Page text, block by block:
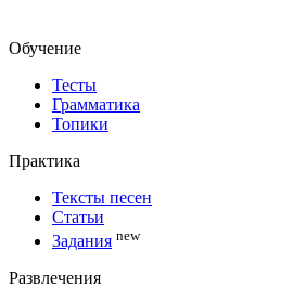
Обучение
Тесты
Грамматика
Топики
Практика
Тексты песен
Статьи
Задания new
Развлечения